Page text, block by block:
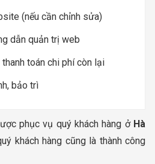
(nếu cần chỉnh sửa)
dẫn quản trị web
toán chi phí còn lại
bảo trì
phục vụ quý khách hàng ở Hà
khách hàng cũng là thành công